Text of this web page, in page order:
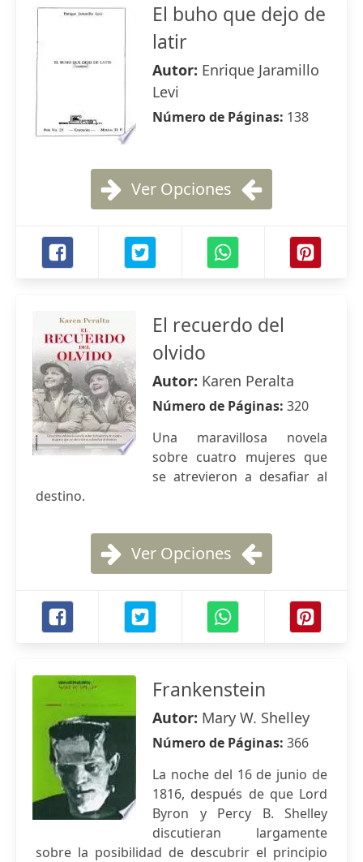
El buho que dejo de
latir
Autor: Enrique Jaramillo
Levi
Número de Páginas: 138
Ver Opciones
El recuerdo del
olvido
Autor: Karen Peralta
Número de Páginas: 320
Una maravillosa novela
sobre cuatro mujeres que
se atrevieron a desafiar al
destino.
Ver Opciones
Frankenstein
Autor: Mary W. Shelley
Número de Páginas: 366
La noche del 16 de junio de
1816, después de que Lord
Byron y Percy B. Shelley
discutieran largamente
sobre la posibilidad de descubrir el principio